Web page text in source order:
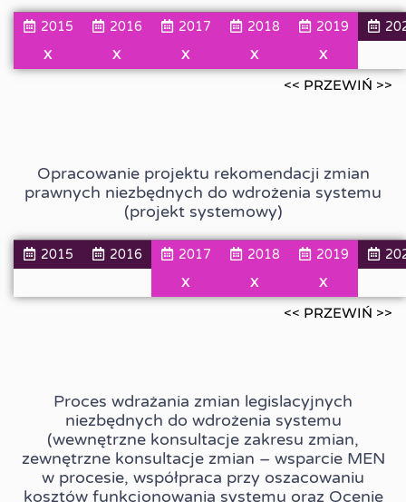
2015 2016 2017 2018 2019
X X X X X
<< PRZEWIŃ >>
Opracowanie projektu rekomendacji zmian
prawnych niezbędnych do wdrożenia systemu
(projekt systemowy)
2015 2016 2017 2018 2019
X X X
<< PRZEWIŃ >>
Proces wdrażania zmian legislacyjnych
niezbędnych do wdrożenia systemu
(wewnętrzne konsultacje zakresu zmian,
zewnętrzne konsultacje zmian – wsparcie MEN
w procesie, współpraca przy oszacowaniu
kosztów funkcjonowania systemu oraz Ocenie